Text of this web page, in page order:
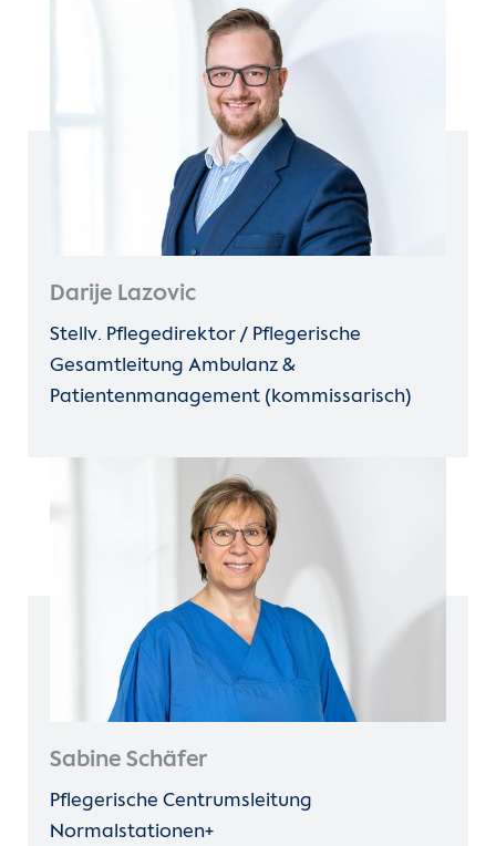
Darije Lazovic
Stellv. Pflegedirektor / Pflegerische
Gesamtleitung Ambulanz &
Patientenmanagement (kommissarisch)
Sabine Schäfer
Pflegerische Centrumsleitung
Normalstationen+